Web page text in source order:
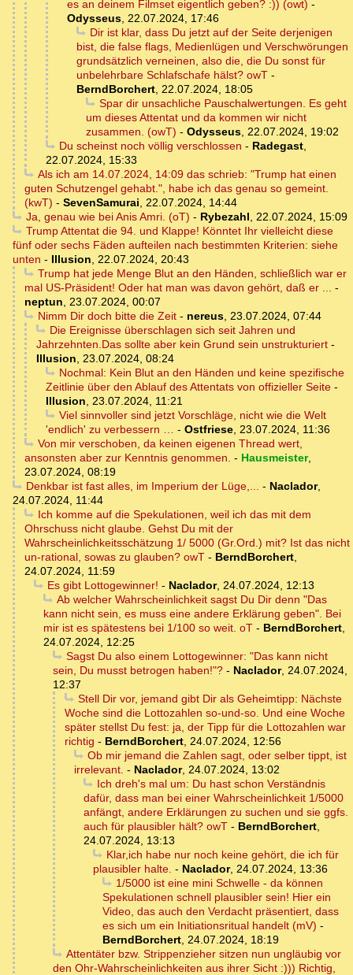
es an deinem Filmset eigentlich geben? :)) (owt) -
Odysseus, 22.07.2024, 17:46
Dir ist klar, dass Du jetzt auf der Seite derjenigen
bist, die false flags, Medienlügen und Verschwörungen
grundsätzlich verneinen, also die, die Du sonst für
unbelehrbare Schlafschafe hälst? owT -
BerndBorchert, 22.07.2024, 18:05
Spar dir unsachliche Pauschalwertungen. Es geht
um dieses Attentat und da kommen wir nicht
zusammen. (owT) - Odysseus, 22.07.2024, 19:02
Du scheinst noch völlig verschlossen - Radegast,
22.07.2024, 15:33
Als ich am 14.07.2024, 14:09 das schrieb: "Trump hat einen
guten Schutzengel gehabt.", habe ich das genau so gemeint.
(kwT) - SevenSamurai, 22.07.2024, 14:44
Ja, genau wie bei Anis Amri. (oT) - Rybezahl, 22.07.2024, 15:09
Trump Attentat die 94. und Klappe! Könntet Ihr vielleicht diese
fünf oder sechs Fäden aufteilen nach bestimmten Kriterien: siehe
unten - Illusion, 22.07.2024, 20:43
Trump hat jede Menge Blut an den Händen, schließlich war er
mal US-Präsident! Oder hat man was davon gehört, daß er ... -
neptun, 23.07.2024, 00:07
Nimm Dir doch bitte die Zeit- nereus, 23.07.2024, 07:44
Die Ereignisse überschlagen sich seit Jahren und
Jahrzehnten.Das sollte aber kein Grund sein unstrukturiert -
Illusion, 23.07.2024, 08:24
Nochmal: Kein Blut an den Händen und keine spezifische
Zeitlinie über den Ablauf des Attentats von offizieller Seite -
Illusion, 23.07.2024, 11:21
Viel sinnvoller sind jetzt Vorschläge, nicht wie die Welt
'endlich' zu verbessern … - Ostfriese, 23.07.2024, 11:36
Von mir verschoben, da keinen eigenen Thread wert,
ansonsten aber zur Kenntnis genommen. - Hausmeister,
23.07.2024, 08:19
Denkbar ist fast alles, im Imperium der Lüge,... - Naclador,
24.07.2024, 11:44
Ich komme auf die Spekulationen, weil ich das mit dem
Ohrschuss nicht glaube. Gehst Du mit der
Wahrscheinlichkeitsschätzung 1/ 5000 (Gr.Ord.) mit? Ist das nicht
un-rational, sowas zu glauben? owT - BerndBorchert,
24.07.2024, 11:59
Es gibt Lottogewinner! - Naclador, 24.07.2024, 12:13
Ab welcher Wahrscheinlichkeit sagst Du Dir denn "Das
kann nicht sein, es muss eine andere Erklärung geben". Bei
mir ist es spätestens bei 1/100 so weit. oT - BerndBorchert,
24.07.2024, 12:25
Sagst Du also einem Lottogewinner: "Das kann nicht
sein, Du musst betrogen haben!"? - Naclador, 24.07.2024,
12:37
Stell Dir vor, jemand gibt Dir als Geheimtipp: Nächste
Woche sind die Lottozahlen so-und-so. Und eine Woche
später stellst Du fest: ja, der Tipp für die Lottozahlen war
richtig - BerndBorchert, 24.07.2024, 12:56
Ob mir jemand die Zahlen sagt, oder selber tippt, ist
irrelevant. - Naclador, 24.07.2024, 13:02
Ich dreh's mal um: Du hast schon Verständnis
dafür, dass man bei einer Wahrscheinlichkeit 1/5000
anfängt, andere Erklärungen zu suchen und sie ggfs.
auch für plausibler hält? owT - BerndBorchert,
24.07.2024, 13:13
Klar,ich habe nur noch keine gehört, die ich für
plausibler halte. - Naclador, 24.07.2024, 13:36
1/5000 ist eine mini Schwelle - da können
Spekulationen schnell plausibler sein! Hier ein
Video, das auch den Verdacht präsentiert, dass
es sich um ein Initiationsritual handelt (mV) -
BerndBorchert, 24.07.2024, 18:19
Attentäter bzw. Strippenzieher sitzen nun ungläubig vor
den Ohr-Wahrscheinlichkeiten aus ihrer Sicht :))) Richtig,